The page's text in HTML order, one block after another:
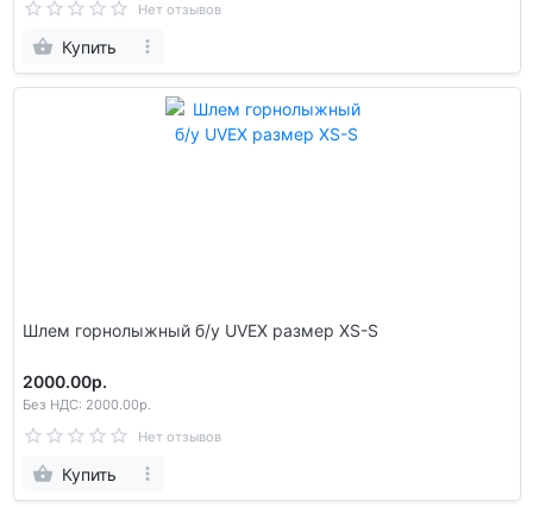
Нет отзывов
Купить
Шлем гoрнолыжный б/у UVEX размер XS-S
2000.00р.
Без НДС: 2000.00р.
Нет отзывов
Купить